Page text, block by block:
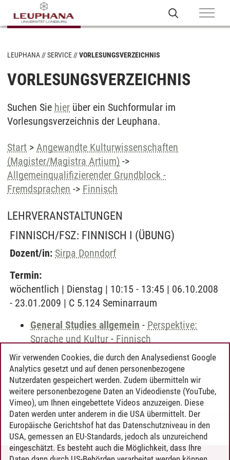
LEUPHANA SERVICE VORLESUNGSVERZEICHNIS
VORLESUNGSVERZEICHNIS
Suchen Sie hier über ein Suchformular im
Vorlesungsverzeichnis der Leuphana.
Start > Angewandte Kulturwissenschaften
(Magister/Magistra Artium) ->
Allgemeinqualifizierender Grundblock -
Fremdsprachen -> Finnisch
LEHRVERANSTALTUNGEN
FINNISCH/FSZ: FINNISCH I (ÜBUNG)
Dozent/in: Sirpa Donndorf
Termin:
wöchentlich | Dienstag | 10:15 - 13:45 | 06.10.2008
- 23.01.2009 | C 5.124 Seminarraum
General Studies allgemein - Perspektive:
Sprache und Kultur - Finnisch
Angewandte Kulturwissenschaften-
Allgemeinqualifizierender Grundblock -
Fremdsprachen-Finnisch
Timo Leder/30.06.2024
Wir verwenden Cookies, die durch den Analysedienst Google
Analytics gesetzt und auf denen personenbezogene
Nutzerdaten gespeichert werden. Zudem übermitteln wir
weitere personenbezogene Daten an Videodienste (YouTube,
Vimeo), um Ihnen eingebettete Videos anzuzeigen. Diese
Daten werden unter anderem in die USA übermittelt. Der
Europäische Gerichtshof hat das Datenschutzniveau in den
USA, gemessen an EU-Standards, jedoch als unzureichend
eingeschätzt. Es besteht auch die Möglichkeit, dass Ihre